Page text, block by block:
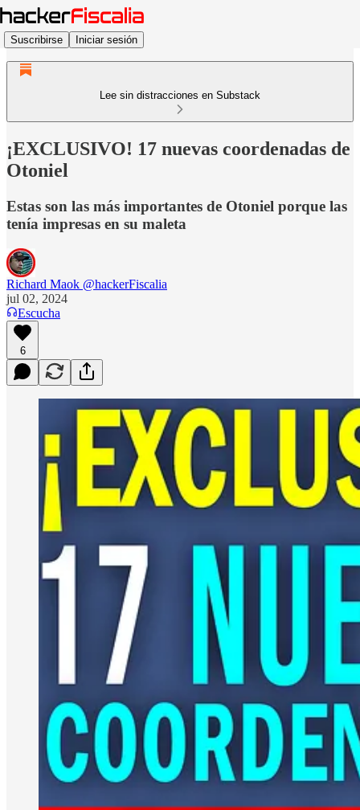
Suscribirse Iniciar sesión
Lee sin distracciones en Substack
¡EXCLUSIVO! 17 nuevas coordenadas de
Otoniel
Estas son las más importantes de Otoniel porque las
tenía impresas en su maleta
Richard Maok @hackerFiscalia
jul 02, 2024
Escucha
6